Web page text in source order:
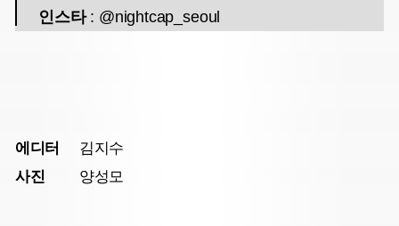
인스타 : @nightcap_seoul
에디터
김지수
사진
양성모